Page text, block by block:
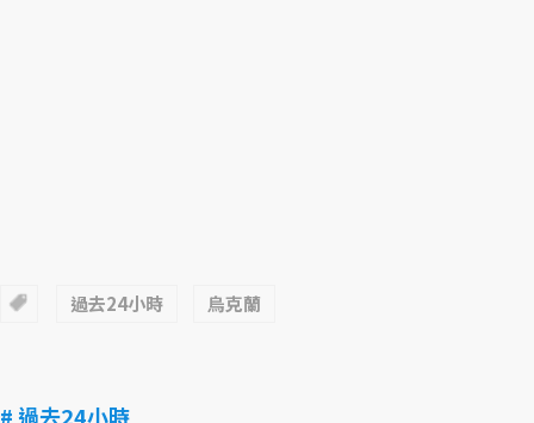
過去24小時 烏克蘭
# 過去24小時